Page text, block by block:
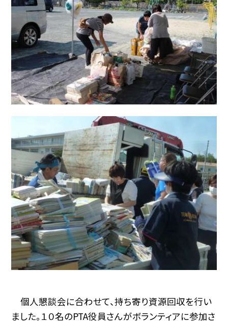
個人懇談会に合わせて、持ち寄り資源回収を行い
ました。１０名のPTA役員さんがボランティアに参加さ